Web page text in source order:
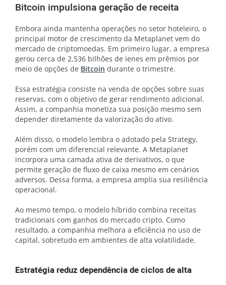
Bitcoin impulsiona geração de receita
Embora ainda mantenha operações no setor hoteleiro, o
principal motor de crescimento da Metaplanet vem do
mercado de criptomoedas. Em primeiro lugar, a empresa
gerou cerca de 2,536 bilhões de ienes em prêmios por
meio de opções de Bitcoin durante o trimestre.
Essa estratégia consiste na venda de opções sobre suas
reservas, com o objetivo de gerar rendimento adicional.
Assim, a companhia monetiza sua posição mesmo sem
depender diretamente da valorização do ativo.
Além disso, o modelo lembra o adotado pela Strategy,
porém com um diferencial relevante. A Metaplanet
incorpora uma camada ativa de derivativos, o que
permite geração de fluxo de caixa mesmo em cenários
adversos. Dessa forma, a empresa amplia sua resiliência
operacional.
Ao mesmo tempo, o modelo híbrido combina receitas
tradicionais com ganhos do mercado cripto. Como
resultado, a companhia melhora a eficiência no uso de
capital, sobretudo em ambientes de alta volatilidade.
Estratégia reduz dependência de ciclos de alta